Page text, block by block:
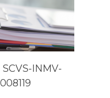
INMV-